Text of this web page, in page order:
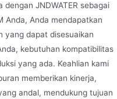
digunakan
minuman, makanan
JNDWATER sebagai
Anda, Anda mendapatkan
yang dapat disesuaikan
kebutuhan kompatibilitas
yang ada. Keahlian kami
memberikan kinerja,
andal, mendukung tujuan